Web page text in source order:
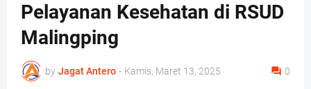
Pelayanan Kesehatan di RSUD
Malingping
by Jagat Antero - Kamis, Maret 13, 2025 0